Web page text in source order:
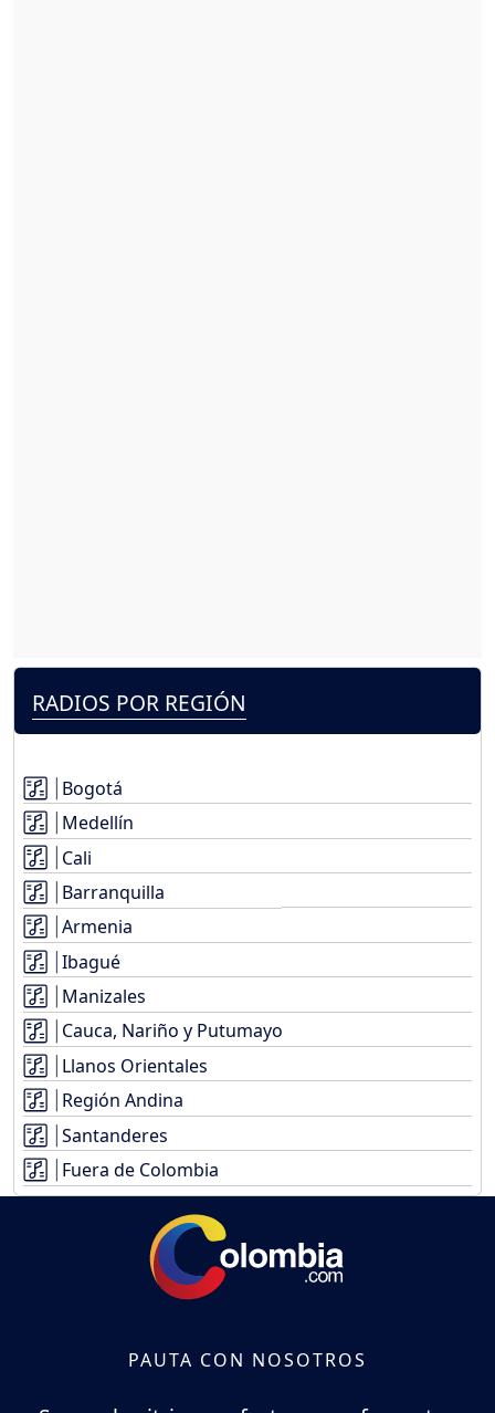
RADIOS POR REGIÓN
Bogotá
Medellín
Cali
Barranquilla
Armenia
Ibagué
Manizales
Cauca, Nariño y Putumayo
Llanos Orientales
Región Andina
Santanderes
Fuera de Colombia
PAUTA CON NOSOTROS